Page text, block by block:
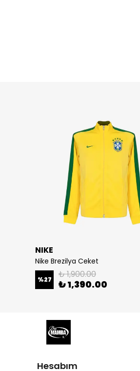
NIKE
Nike Brezilya Ceket
%27 ₺ 1,900.00
₺ 1,390.00
Hesabım